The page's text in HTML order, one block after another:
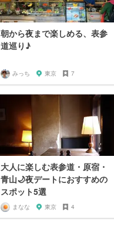
朝から夜まで楽しめる、表参
道巡り♪
みっち 東京 7
大人に楽しむ表参道・原宿・
青山🌙夜デートにおすすめの
スポット5選
まなな 東京 4